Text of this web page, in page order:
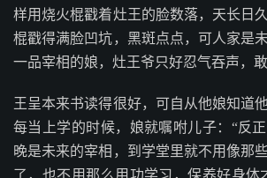
样用烧火棍戳着灶王的脸数落，天长日
棍戳得满脸凹坑，黑斑点点，可人家是
一品宰相的娘，灶王爷只好忍气吞声，敢
王呈本来书读得很好，可自从他娘知道
每当上学的时候，娘就嘱咐儿子：“反
晚是未来的宰相，到学堂里就不用像那
了，也不用那么用功学习，保养好身体